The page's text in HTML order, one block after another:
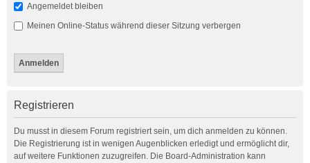
Angemeldet bleiben
Meinen Online-Status während dieser Sitzung verbergen
Registrieren
Du musst in diesem Forum registriert sein, um dich anmelden zu können.
Die Registrierung ist in wenigen Augenblicken erledigt und ermöglicht dir,
auf weitere Funktionen zuzugreifen. Die Board-Administration kann